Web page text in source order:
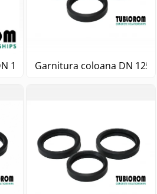
125 5" 1/2Garnitura coloana DN 125